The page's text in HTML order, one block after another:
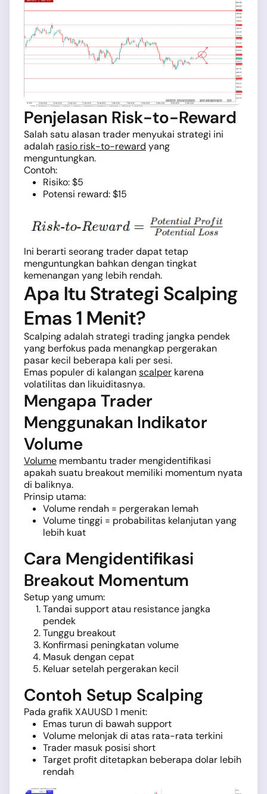
Penjelasan Risk-to-Reward
Salah satu alasan trader menyukai strategi ini
adalah rasio risk-to-reward yang
menguntungkan.
Contoh:
Risiko: $5
Potensi reward: $15
Ini berarti seorang trader dapat tetap
menguntungkan bahkan dengan tingkat
kemenangan yang lebih rendah.
Apa Itu Strategi Scalping
Emas 1 Menit?
Scalping adalah strategi trading jangka pendek
yang berfokus pada menangkap pergerakan
pasar kecil beberapa kali per sesi.
Emas populer di kalanganscalper karena
volatilitas dan likuiditasnya.
Mengapa Trader
Menggunakan Indikator
Volume
Volume membantu trader mengidentifikasi
apakah suatu breakout memiliki momentum nyata
di baliknya.
Prinsip utama:
Volume rendah = pergerakan lemah
Volume tinggi = probabilitas kelanjutan yang
lebih kuat
Cara Mengidentifikasi
Breakout Momentum
Setup yang umum:
Tandai support atau resistance jangka
pendek
Tunggu breakout
Konfirmasi peningkatan volume
Masuk dengan cepat
Keluar setelah pergerakan kecil
Contoh Setup Scalping
Pada grafik XAUUSD 1 menit:
Emas turun di bawah support
Volume melonjak di atas rata-rata terkini
Trader masuk posisi short
Target profit ditetapkan beberapa dolar lebih
rendah